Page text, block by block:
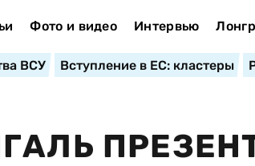
Фото и видео Интервью
ВСУ Вступление в ЕС: кластеры